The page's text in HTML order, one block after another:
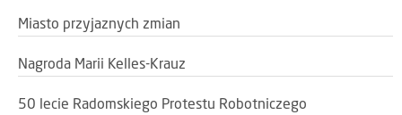
Miasto przyjaznych zmian
Nagroda Marii Kelles-Krauz
50 lecie Radomskiego Protestu Robotniczego